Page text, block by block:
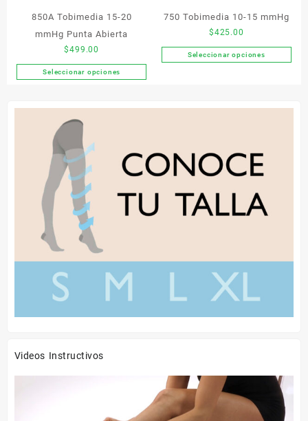
página
de
producto
página
de
producto
850A Tobimedia 15-20
mmHg Punta Abierta
$499.00
Seleccionar opciones
Este
múltiples
variantes.
Las
opciones
se
pueden
elegir
en
la
página
de
producto
750 Tobimedia 10-15 mmHg
$425.00
Seleccionar opciones
Este
se
pueden
la
producto
Videos Instructivos